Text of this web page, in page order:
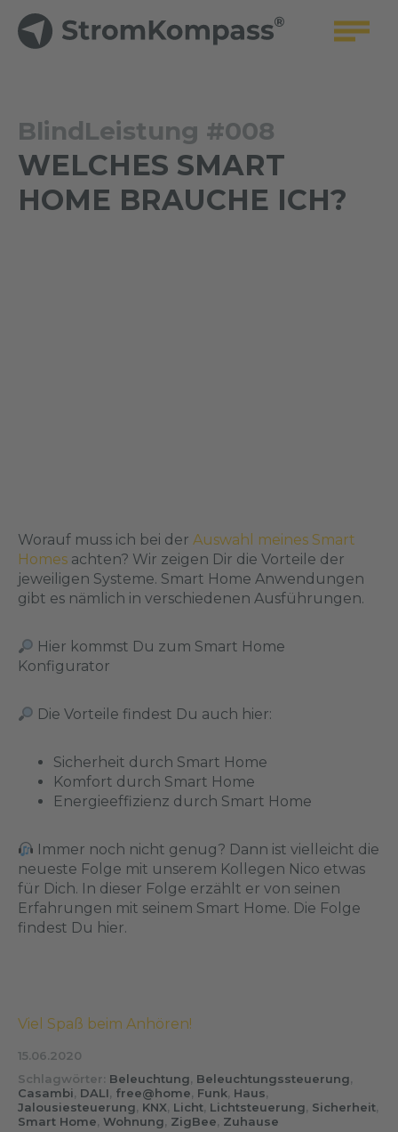
BlindLeistung #008
WELCHES SMART
HOME BRAUCHE ICH?
Worauf muss ich bei der Auswahl meines Smart
Homes achten? Wir zeigen Dir die Vorteile der
jeweiligen Systeme. Smart Home Anwendungen
gibt es nämlich in verschiedenen Ausführungen.
Hier kommst Du zum Smart Home
Konfigurator
Die Vorteile findest Du auch hier:
Sicherheit durch Smart Home
Komfort durch Smart Home
Energieeffizienz durch Smart Home
Immer noch nicht genug? Dann ist vielleicht die
neueste Folge mit unserem Kollegen Nico etwas
für Dich. In dieser Folge erzählt er von seinen
Erfahrungen mit seinem Smart Home. Die Folge
findest Du hier.
Viel Spaß beim Anhören!
15.06.2020
Schlagwörter: Beleuchtung, Beleuchtungssteuerung,
Casambi, DALI, free@home, Funk, Haus,
Jalousiesteuerung, KNX, Licht, Lichtsteuerung, Sicherheit,
Smart Home, Wohnung, ZigBee, Zuhause